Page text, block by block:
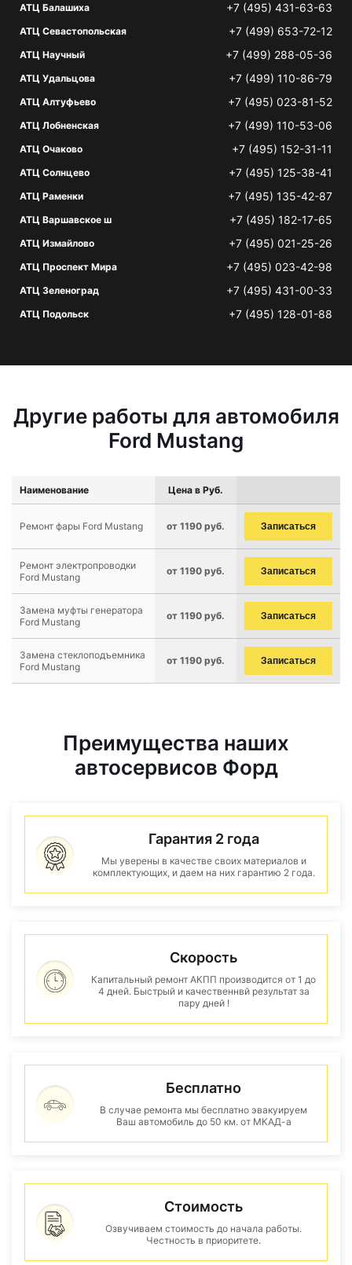
АТЦ Балашиха +7 (495) 431-63-63
АТЦ Севастопольская +7 (499) 653-72-12
АТЦ Научный +7 (499) 288-05-36
АТЦ Удальцова +7 (499) 110-86-79
АТЦ Алтуфьево +7 (495) 023-81-52
АТЦ Лобненская +7 (499) 110-53-06
АТЦ Очаково +7 (495) 152-31-11
АТЦ Солнцево +7 (495) 125-38-41
АТЦ Раменки +7 (495) 135-42-87
АТЦ Варшавское ш +7 (495) 182-17-65
АТЦ Измайлово +7 (495) 021-25-26
АТЦ Проспект Мира +7 (495) 023-42-98
АТЦ Зеленоград +7 (495) 431-00-33
АТЦ Подольск +7 (495) 128-01-88
Другие работы для автомобиля
Ford Mustang
Наименование Цена в Руб.
Ремонт фары Ford Mustang от 1190 руб. Записаться
Ремонт электропроводки
Ford Mustang
от 1190 руб. Записаться
Замена муфты генератора
Ford Mustang
от 1190 руб. Записаться
Замена стеклоподъемника
Ford Mustang
от 1190 руб. Записаться
Преимущества наших
автосервисов Форд
Гарантия 2 года
Мы уверены в качестве своих материалов и
комплектующих, и даем на них гарантию 2 года.
Скорость
Капитальный ремонт АКПП производится от 1 до
4 дней. Быстрый и качественнвй результат за
пару дней !
Бесплатно
В случае ремонта мы бесплатно эвакуируем
Ваш автомобиль до 50 км. от МКАД-а
Стоимость
Озвучиваем стоимость до начала работы.
Честность в приоритете.